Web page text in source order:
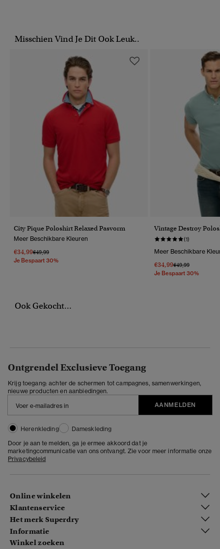
Misschien Vind Je Dit Ook Leuk..
City Pique Poloshirt Relaxed Pasvorm
Meer Beschikbare Kleuren
€34,99Prijs Verlaagd Van
€49,99Naar
Je Bespaart 30%
Vintage Destroy
(1)
Meer Beschikbare
€34,99Prijs Verlaagd Van
€49,99Naar
Je Bespaart 30%
Ook Gekocht...
Ontgrendel Exclusieve Toegang
Krijg toegang: achter de schermen tot campagnes, samenwerkingen,
nieuwe producten en aanbiedingen.
AANMELDEN
Herenkleding
Dameskleding
Door je aan te melden, ga je ermee akkoord dat je
marketingcommunicatie van ons ontvangt. Zie voor meer informatie onze
Privacybeleid
Online winkelen
Klantenservice
Het merk Superdry
Informatie
Winkel zoeken